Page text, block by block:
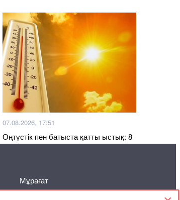
07.08.2026, 17:51
Оңтүстік пен батыста қатты ыстық: 8
тамызға ауа райы болжамы
Мұрағат